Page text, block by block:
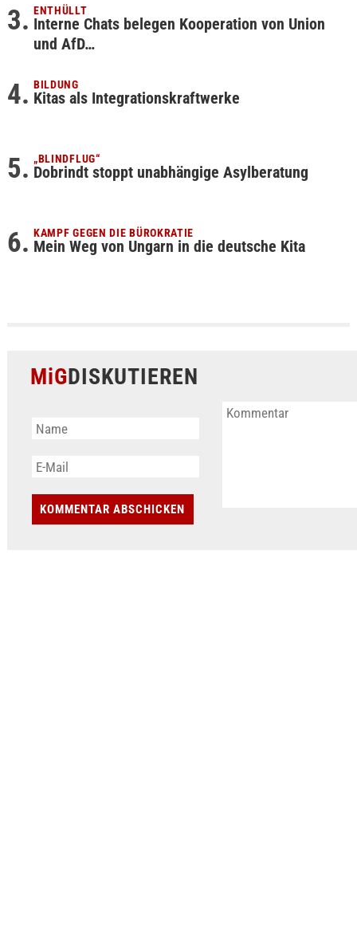
ENTHÜLLT
Interne Chats belegen Kooperation von Union
und AfD…
BILDUNG
Kitas als Integrationskraftwerke
„BLINDFLUG“
Dobrindt stoppt unabhängige Asylberatung
KAMPF GEGEN DIE BÜROKRATIE
Mein Weg von Ungarn in die deutsche Kita
MiGDISKUTIEREN